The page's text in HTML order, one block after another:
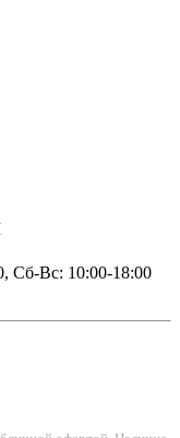
Сб-Вс: 10:00-18:00